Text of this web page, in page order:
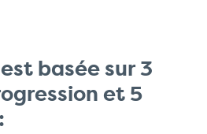
basée sur 3
et 5